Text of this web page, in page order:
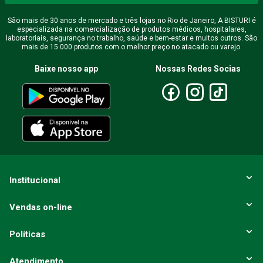
Endereço de email
Escreva uma avaliação
São mais de 30 anos de mercado e três lojas no Rio de Janeiro, A BISTURI é
especializada na comercialização de produtos médicos, hospitalares,
laboratoriais, segurança no trabalho, saúde e bem-estar e muitos outros. São
mais de 15.000 produtos com o melhor preço no atacado ou varejo.
Baixe nosso app Nossas Redes Socias
Institucional
Vendas on-line
Políticas